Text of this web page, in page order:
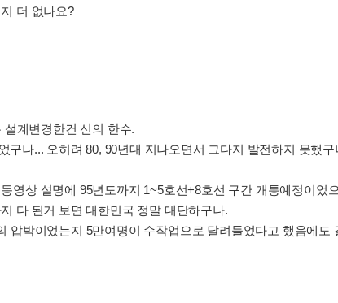
더 없나요?
설계변경한건 신의 한수.
구나... 오히려 80, 90년대 지나오면서 그다지 발전하지 못했구
영상 설명에 95년도까지 1~5호선+8호선 구간 개통예정이었
다 된거 보면 대한민국 정말 대단하구나.
압박이었는지 5만여명이 수작업으로 달려들었다고 했음에도